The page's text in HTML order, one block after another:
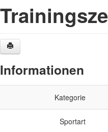
Informationen
Kategorie
Sportart